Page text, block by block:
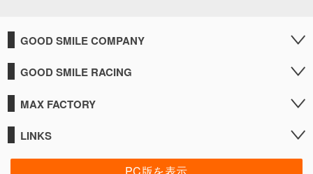
GOOD SMILE COMPANY
GOOD SMILE RACING
MAX FACTORY
LINKS